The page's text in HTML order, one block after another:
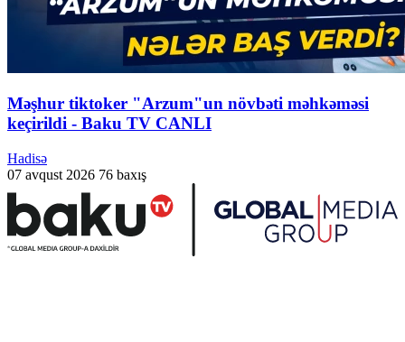
Məşhur tiktoker "Arzum"un növbəti məhkəməsi
keçirildi - Baku TV CANLI
Hadisə
07 avqust 2026 76 baxış